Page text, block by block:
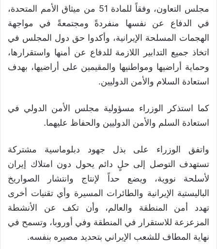
مجلس التعاون، وفقاً للمادة 51 من ميثاق الأمم المتحدة،
في الدفاع عن نفسها منفردةً ومجتمعةً في مواجهة
الهجمات المسلحة الإيرانية، وأكدوا حق دول المجلس في
اتخاذ جميع التدابير اللازمة للدفاع عن أمنها واستقرارها،
وحماية أراضيها ومواطنيها والمقيمين على أراضيها، بهدف
استعادة السلام والأمن الدوليين.
كما استذكر الوزراء مسؤولية مجلس الأمن الدولي في
استعادة السلم والأمن الدوليين والحفاظ عليهما.
واتفق الوزراء على بذل جهود دبلوماسية مشتركة
تستهدف التوصل إلى حلٍ دائم يحول دون امتلاك إيران
لأسلحة نووية، ويضع حداً لإنتاج وانتشار الصواريخ
الباليستية الإيرانية والطائرات المسيرة وأي تقنيات أخرى
تهدد أمن المنطقة والعالم، وأن تكف عن الأنشطة
المزعزعة للاستقرار في المنطقة وفي أوروبا، وتسمح في
نهاية المطاف للشعب الإيراني بتحديد مصيره بنفسه.